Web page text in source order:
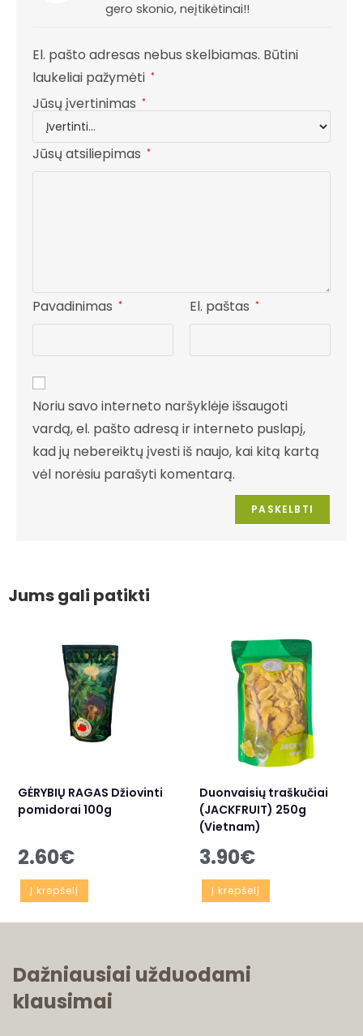
Jums gali patikti
GĖRYBIŲ RAGAS Džiovinti
pomidorai 100g
2.60€
Į krepšelį
Duonvaisių traškučiai
(JACKFRUIT) 250g
(Vietnam)
3.90€
Į krepšelį
gero skonio, neįtikėtinai!!
El. pašto adresas nebus skelbiamas. Būtini
laukeliai pažymėti *
Jūsų įvertinimas *
Jūsų atsiliepimas *
Pavadinimas * El. paštas *
Noriu savo interneto naršyklėje išsaugoti
vardą, el. pašto adresą ir interneto puslapį,
kad jų nebereiktų įvesti iš naujo, kai kitą kartą
vėl norėsiu parašyti komentarą.
Dažniausiai užduodami
klausimai